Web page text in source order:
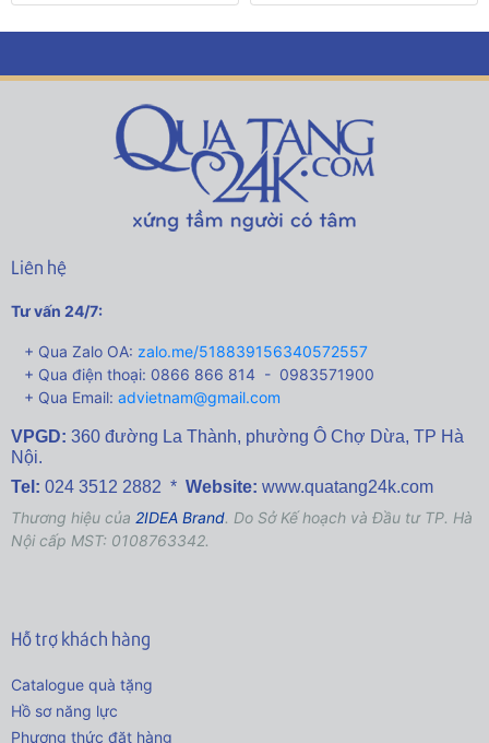
Liên hệ
Tư vấn 24/7:
+ Qua Zalo OA: zalo.me/518839156340572557
+ Qua điện thoại: 0866 866 814 - 0983571900
+ Qua Email: advietnam@gmail.com
VPGD: 360 đường La Thành, phường Ô Chợ Dừa, TP Hà
Nội.
Tel: 024 3512 2882 * Website: www.quatang24k.com
Thương hiệu của 2IDEA Brand. Do Sở Kế hoạch và Đầu tư TP. Hà
Nội cấp MST: 0108763342.
Hỗ trợ khách hàng
Catalogue quà tặng
Hồ sơ năng lực
Phương thức đặt hàng